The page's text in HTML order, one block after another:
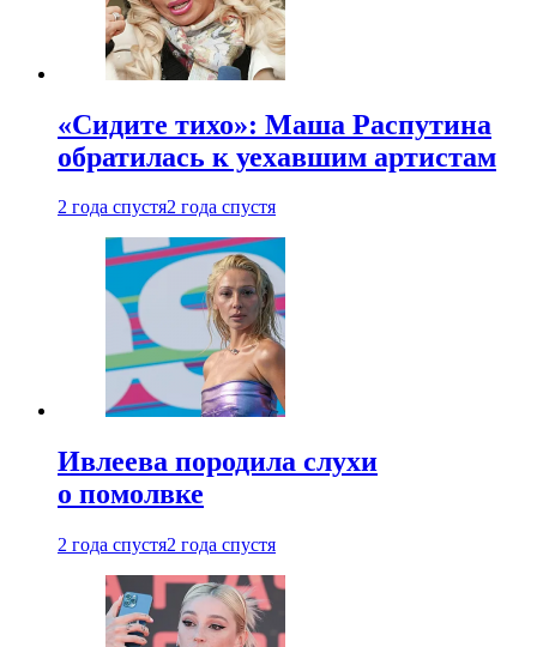
«Сидите тихо»: Маша Распутина
обратилась к уехавшим артистам
2 года спустя2 года спустя
Ивлеева породила слухи
о помолвке
2 года спустя2 года спустя